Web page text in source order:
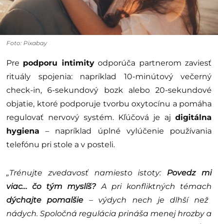
Foto: Pixabay
Pre podporu intimityodporúča partnerom zaviesť
rituály spojenia: napríklad 10-minútový večerný
check-in, 6-sekundový bozk alebo 20-sekundové
objatie, ktoré podporuje tvorbu oxytocínu a pomáha
regulovať nervový systém. Kľúčová je aj digitálna
hygiena – napríklad úplné vylúčenie používania
telefónu pri stole a v posteli.
„Trénujte zvedavosť namiesto istoty: Povedz mi
viac… čo tým myslíš?A pri konfliktných témach
dýchajte pomalšie – výdych nech je dlhší než
nádych. Spoločná regulácia prináša menej hrozby a